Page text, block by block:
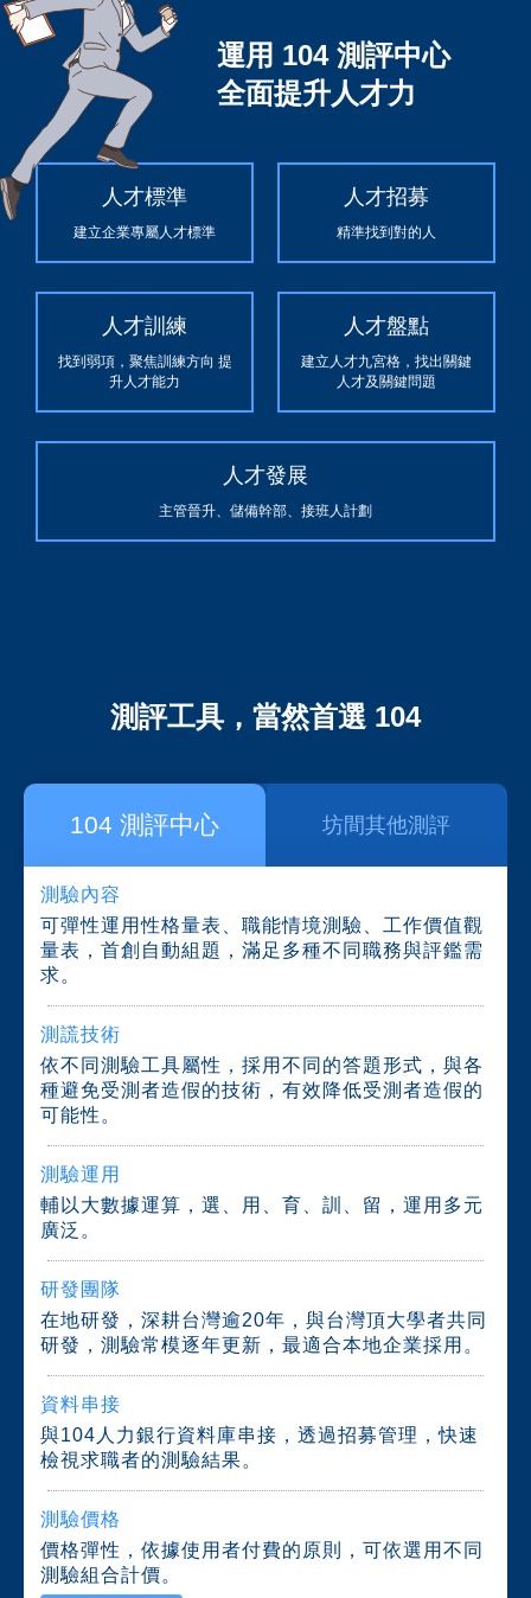
運用 104 測評中心
全面提升人才力
人才標準
建立企業專屬人才標準
人才招募
精準找到對的人
人才訓練
找到弱項，聚焦訓練方向 提
升人才能力
人才盤點
建立人才九宮格，找出關鍵
人才及關鍵問題
人才發展
主管晉升、儲備幹部、接班人計劃
測評工具，當然首選 104
104 測評中心 坊間其他測評
測驗內容
可彈性運用性格量表、職能情境測驗、工作價值觀
量表，首創自動組題，滿足多種不同職務與評鑑需
求。
測謊技術
依不同測驗工具屬性，採用不同的答題形式，與各
種避免受測者造假的技術，有效降低受測者造假的
可能性。
測驗運用
輔以大數據運算，選、用、育、訓、留，運用多元
廣泛。
研發團隊
在地研發，深耕台灣逾20年，與台灣頂大學者共同
研發，測驗常模逐年更新，最適合本地企業採用。
資料串接
與104人力銀行資料庫串接，透過招募管理，快速
檢視求職者的測驗結果。
測驗價格
價格彈性，依據使用者付費的原則，可依選用不同
測驗組合計價。